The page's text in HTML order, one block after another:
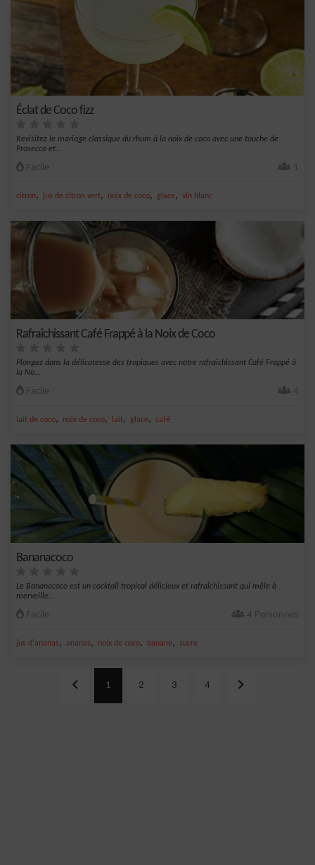
Éclat de Coco fizz
Revisitez le mariage classique du rhum à la noix de coco avec une touche de
Prosecco et...
Facile 1
citron, jus de citron vert, noix de coco, glace, vin blanc
Rafraîchissant Café Frappé à la Noix de Coco
Plongez dans la délicatesse des tropiques avec notre rafraîchissant Café Frappé à
la No...
Facile 4
lait de coco, noix de coco, lait, glace, café
Bananacoco
Le Bananacoco est un cocktail tropical délicieux et rafraîchissant qui mêle à
merveille...
Facile 4 Personnes
jus d'ananas, ananas, noix de coco, banane, sucre
1 2 3 4